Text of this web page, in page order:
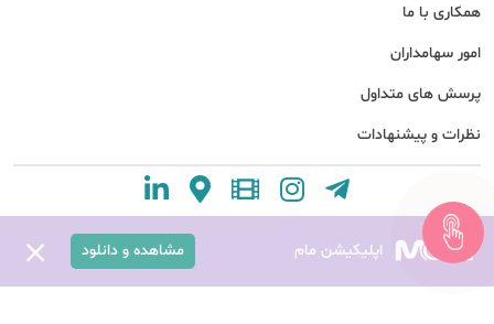
همکاری با ما
امور سهامداران
پرسش های متداول
نظرات و پیشنهادات
اپلیکیشن مام مشاهده و دانلود